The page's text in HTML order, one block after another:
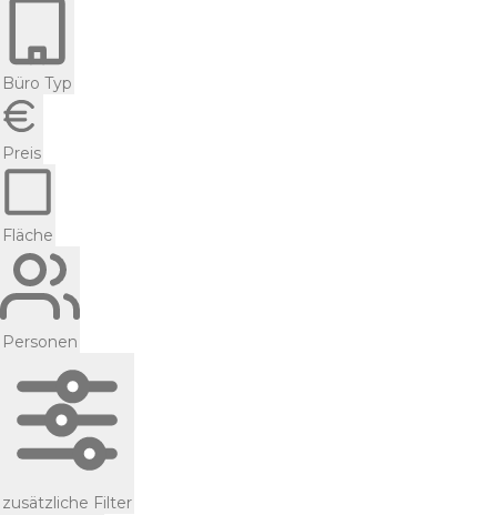
Büro Typ
Preis
Fläche
Personen
zusätzliche Filter